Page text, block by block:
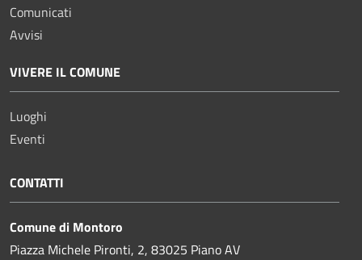
Comunicati
Avvisi
VIVERE IL COMUNE
Luoghi
Eventi
CONTATTI
Comune di Montoro
Piazza Michele Pironti, 2, 83025 Piano AV